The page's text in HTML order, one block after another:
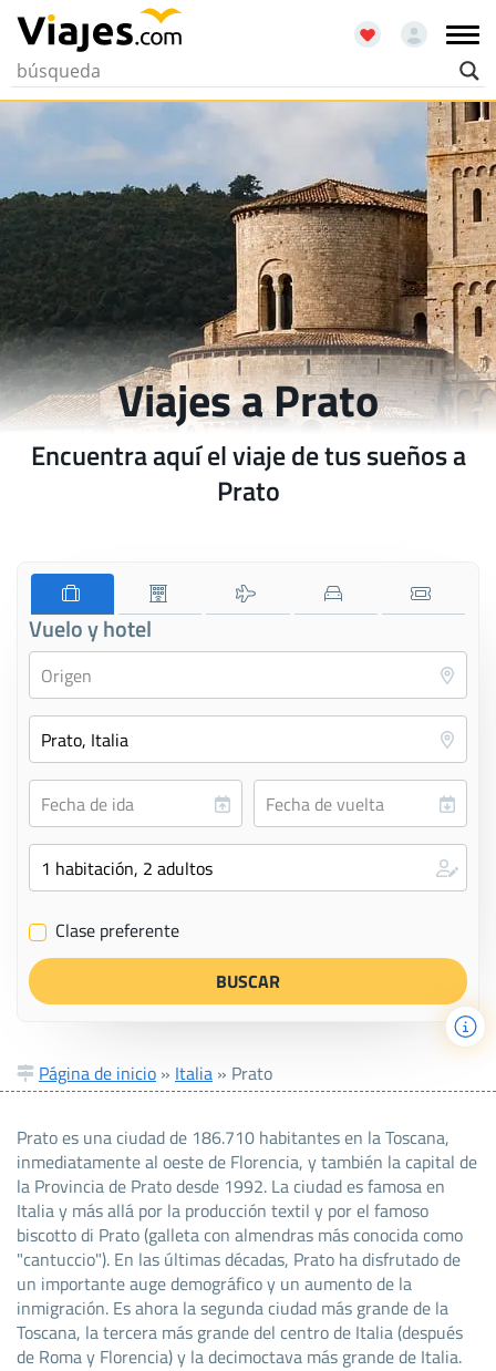
Viajes a Prato
Encuentra aquí el viaje de tus sueños a
Prato
Vuelo y hotel
✔ Clase preferente
Página de inicio » Italia » Prato
Prato es una ciudad de 186.710 habitantes en la Toscana,
inmediatamente al oeste de Florencia, y también la capital de
la Provincia de Prato desde 1992. La ciudad es famosa en
Italia y más allá por la producción textil y por el famoso
biscotto di Prato (galleta con almendras más conocida como
"cantuccio"). En las últimas décadas, Prato ha disfrutado de
un importante auge demográfico y un aumento de la
inmigración. Es ahora la segunda ciudad más grande de la
Toscana, la tercera más grande del centro de Italia (después
de Roma y Florencia) y la decimoctava más grande de Italia.